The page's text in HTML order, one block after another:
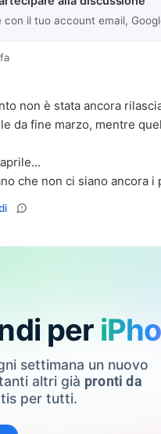
con il tuo account email,
non è stata ancora
da fine marzo, mentre
che non ci siano ancora
per
settimana un nuovo
altri già pronti da
per tutti.